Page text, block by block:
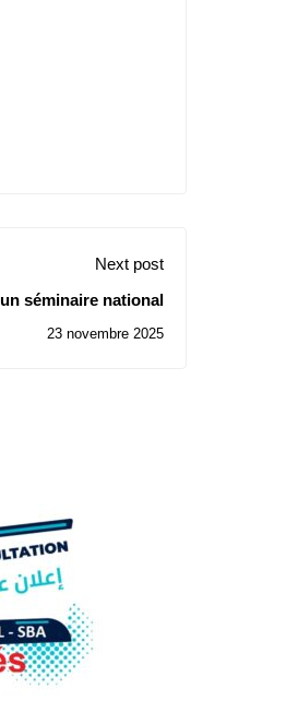
Next post
un séminaire national
23 novembre 2025